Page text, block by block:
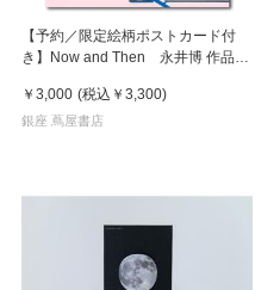
【予約／限定絵柄ポストカード付
き】Now and Then 永井博 作品
￥3,000 (税込 ￥3,300)
銀座 蔦屋書店